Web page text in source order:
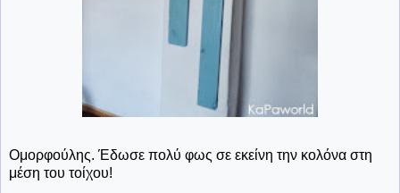
Ομορφούλης. Έδωσε πολύ φως σε εκείνη την κολόνα στη
μέση του τοίχου!